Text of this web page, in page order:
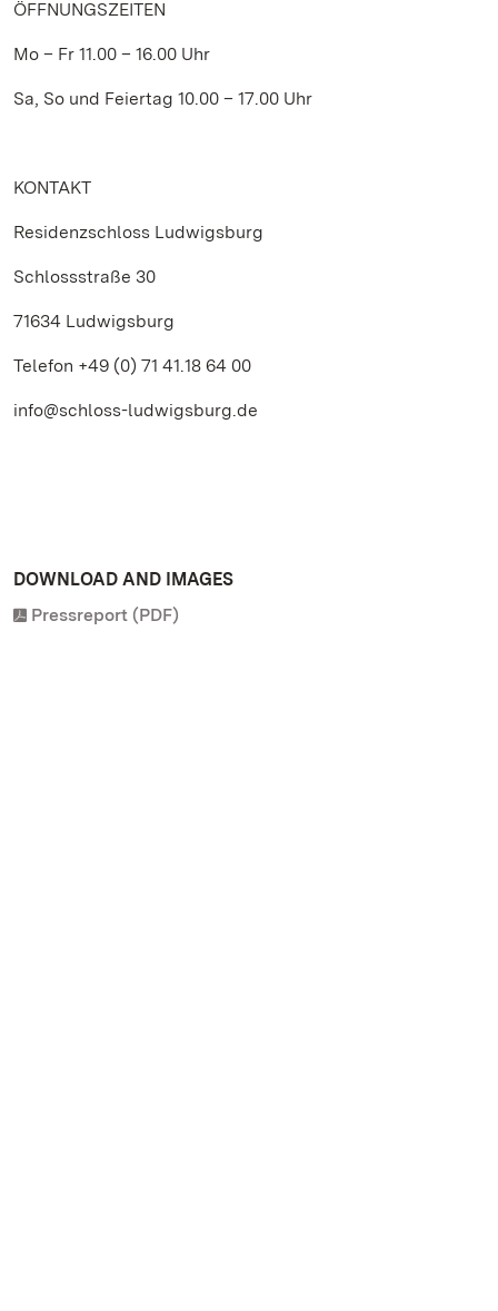
ÖFFNUNGSZEITEN
Mo – Fr 11.00 – 16.00 Uhr
Sa, So und Feiertag 10.00 – 17.00 Uhr
KONTAKT
Residenzschloss Ludwigsburg
Schlossstraße 30
71634 Ludwigsburg
Telefon +49 (0) 71 41.18 64 00
info@schloss-ludwigsburg.de
DOWNLOAD AND IMAGES
Pressreport (PDF)